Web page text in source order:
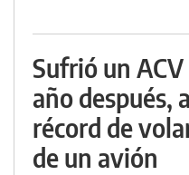
Sufrió un
año después,
récord de
de un avión